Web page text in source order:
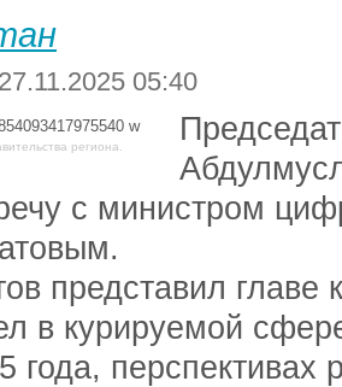
05:40
региона.
с министром
представил главе
в курируемой
года, перспективах